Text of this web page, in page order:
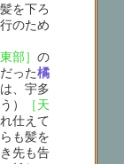
を下ろ
のため
部］の
だった橘
、宇多
）
［天
仕えて
も髪を
先も告